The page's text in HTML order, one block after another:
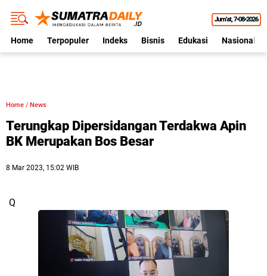
Jum'at 7•08•2026
Home Terpopuler Indeks Bisnis Edukasi Nasional
Home / News
Terungkap Dipersidangan Terdakwa Apin
BK Merupakan Bos Besar
8 Mar 2023, 15:02 WIB
Q